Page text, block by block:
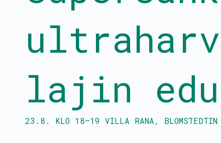
Uutiset
lajin
23.8. KLO 18–19 VILLA RANA,